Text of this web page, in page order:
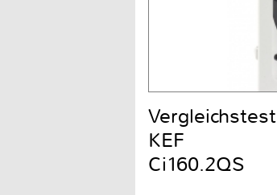
Vergleichstest
KEF
Ci160.2QS